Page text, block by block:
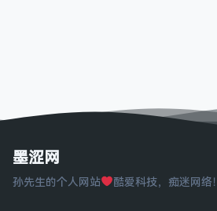
墨涩网
孙先生的个人网站 酷爱科技，痴迷网络！